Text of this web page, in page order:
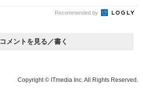
Recommended by
コメントを見る／書く
Copyright © ITmedia Inc. All Rights Reserved.